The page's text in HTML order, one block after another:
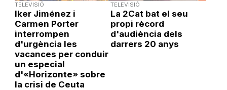
TELEVISIÓ
Iker Jiménez i
Carmen Porter
interrompen
d'urgència les
vacances per conduir
un especial
d'«Horizonte» sobre
la crisi de Ceuta
TELEVISIÓ
La 2Cat bat el seu
propi rècord
d'audiència dels
darrers 20 anys